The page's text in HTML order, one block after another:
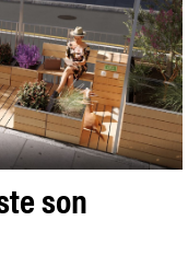
son